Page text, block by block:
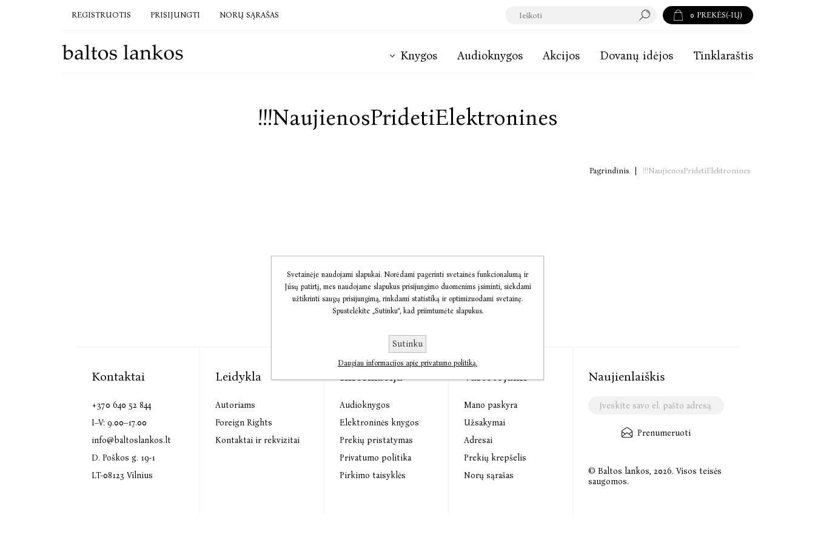
REGISTRUOTIS PRISIJUNGTI NORŲ SĄRAŠAS 0 PREKĖS(-IŲ)
Knygos Audioknygos Akcijos Dovanų idėjos Tinklaraštis
!!!NaujienosPridetiElektronines
Pagrindinis !!!NaujienosPridetiElektronines
Kontaktai
+370 640 52 844
I–V: 9.00–17.00
info@baltoslankos.lt
D. Poškos g. 19-1
LT-08123 Vilnius
Leidykla
Autoriams
Foreign Rights
Kontaktai ir rekvizitai
Informacija
Audioknygos
Elektroninės knygos
Prekių pristatymas
Privatumo politika
Pirkimo taisyklės
Vartotojams
Mano paskyra
Užsakymai
Adresai
Prekių krepšelis
Norų sąrašas
Naujienlaiškis
Prenumeruoti
© Baltos lankos, 2026. Visos teisės
saugomos.
Svetainėje naudojami slapukai. Norėdami pagerinti svetainės funkcionalumą ir
Jūsų patirtį, mes naudojame slapukus prisijungimo duomenims įsiminti, siekdami
užtikrinti saugų prisijungimą, rinkdami statistiką ir optimizuodami svetainę.
Spustelėkite „Sutinku“, kad priimtumėte slapukus.
Sutinku
Daugiau informacijos apie privatumo politiką.